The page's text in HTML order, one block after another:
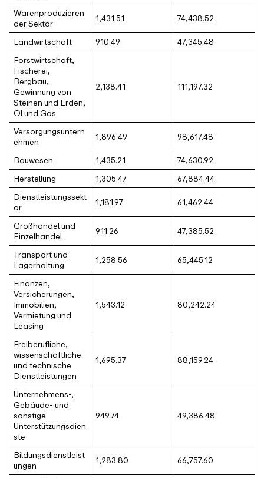
Warenproduzieren
der Sektor
1,431.51 74,438.52
Landwirtschaft 910.49
47,345.48
Forstwirtschaft,
Fischerei,
Bergbau,
Gewinnung von
Steinen und Erden,
Öl und Gas
2,138.41 111,197.32
Versorgungsuntern
ehmen
1,896.49 98,617.48
Bauwesen 1,435.21
74,630.92
Herstellung
1,305.47
67,884.44
Dienstleistungssekt
or
1,181.97 61,462.44
Großhandel und
Einzelhandel
911.26 47,385.52
Transport und
Lagerhaltung
1,258.56 65,445.12
Finanzen,
Versicherungen,
Immobilien,
Vermietung und
Leasing
1,543.12 80,242.24
Freiberufliche,
wissenschaftliche
und technische
Dienstleistungen
1,695.37 88,159.24
Unternehmens-,
Gebäude- und
sonstige
Unterstützungsdien
ste
949.74 49,386.48
Bildungsdienstleist
ungen
1,283.80 66,757.60